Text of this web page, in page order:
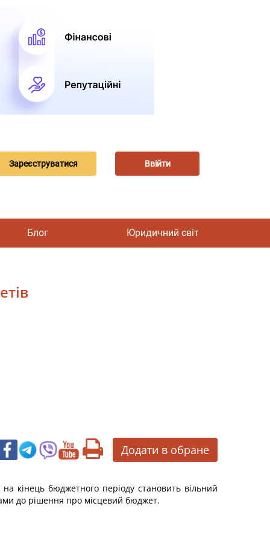
Зареєструватися Ввійти
Блог Юридичний світ
Додати в обране
кінець бюджетного періоду становить вільний
до рішення про місцевий бюджет.